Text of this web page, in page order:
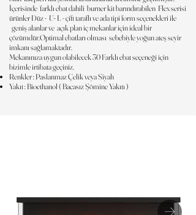
İçerisinde farklı ebat dahili burner kit barındırabilen Flex serisi
ürünler Düz - U- L - çift taraflı ve ada tipi form seçenekleri ile
geniş alanlar ve açık plan iç mekanlar için ideal bir
çözümdür.Optimal ebatları olması sebebiyle yoğun ateş seyir
imkanı sağlamaktadır.
Mekanınıza uygun olabilecek 30 Farklı ebat seçeneği için
bizimle irtibata geçiniz.
Renkler : Paslanmaz Çelik veya Siyah
Yakıt : Bioethanol ( Bacasız Şömine Yakıtı )